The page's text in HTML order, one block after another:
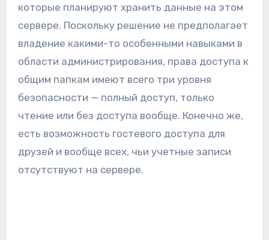
которые планируют хранить данные на этом
сервере. Поскольку решение не предполагает
владение какими-то особенными навыками в
области администрирования, права доступа к
общим папкам имеют всего три уровня
безопасности — полный доступ, только
чтение или без доступа вообще. Конечно же,
есть возможность гостевого доступа для
друзей и вообще всех, чьи учетные записи
отсутствуют на сервере.